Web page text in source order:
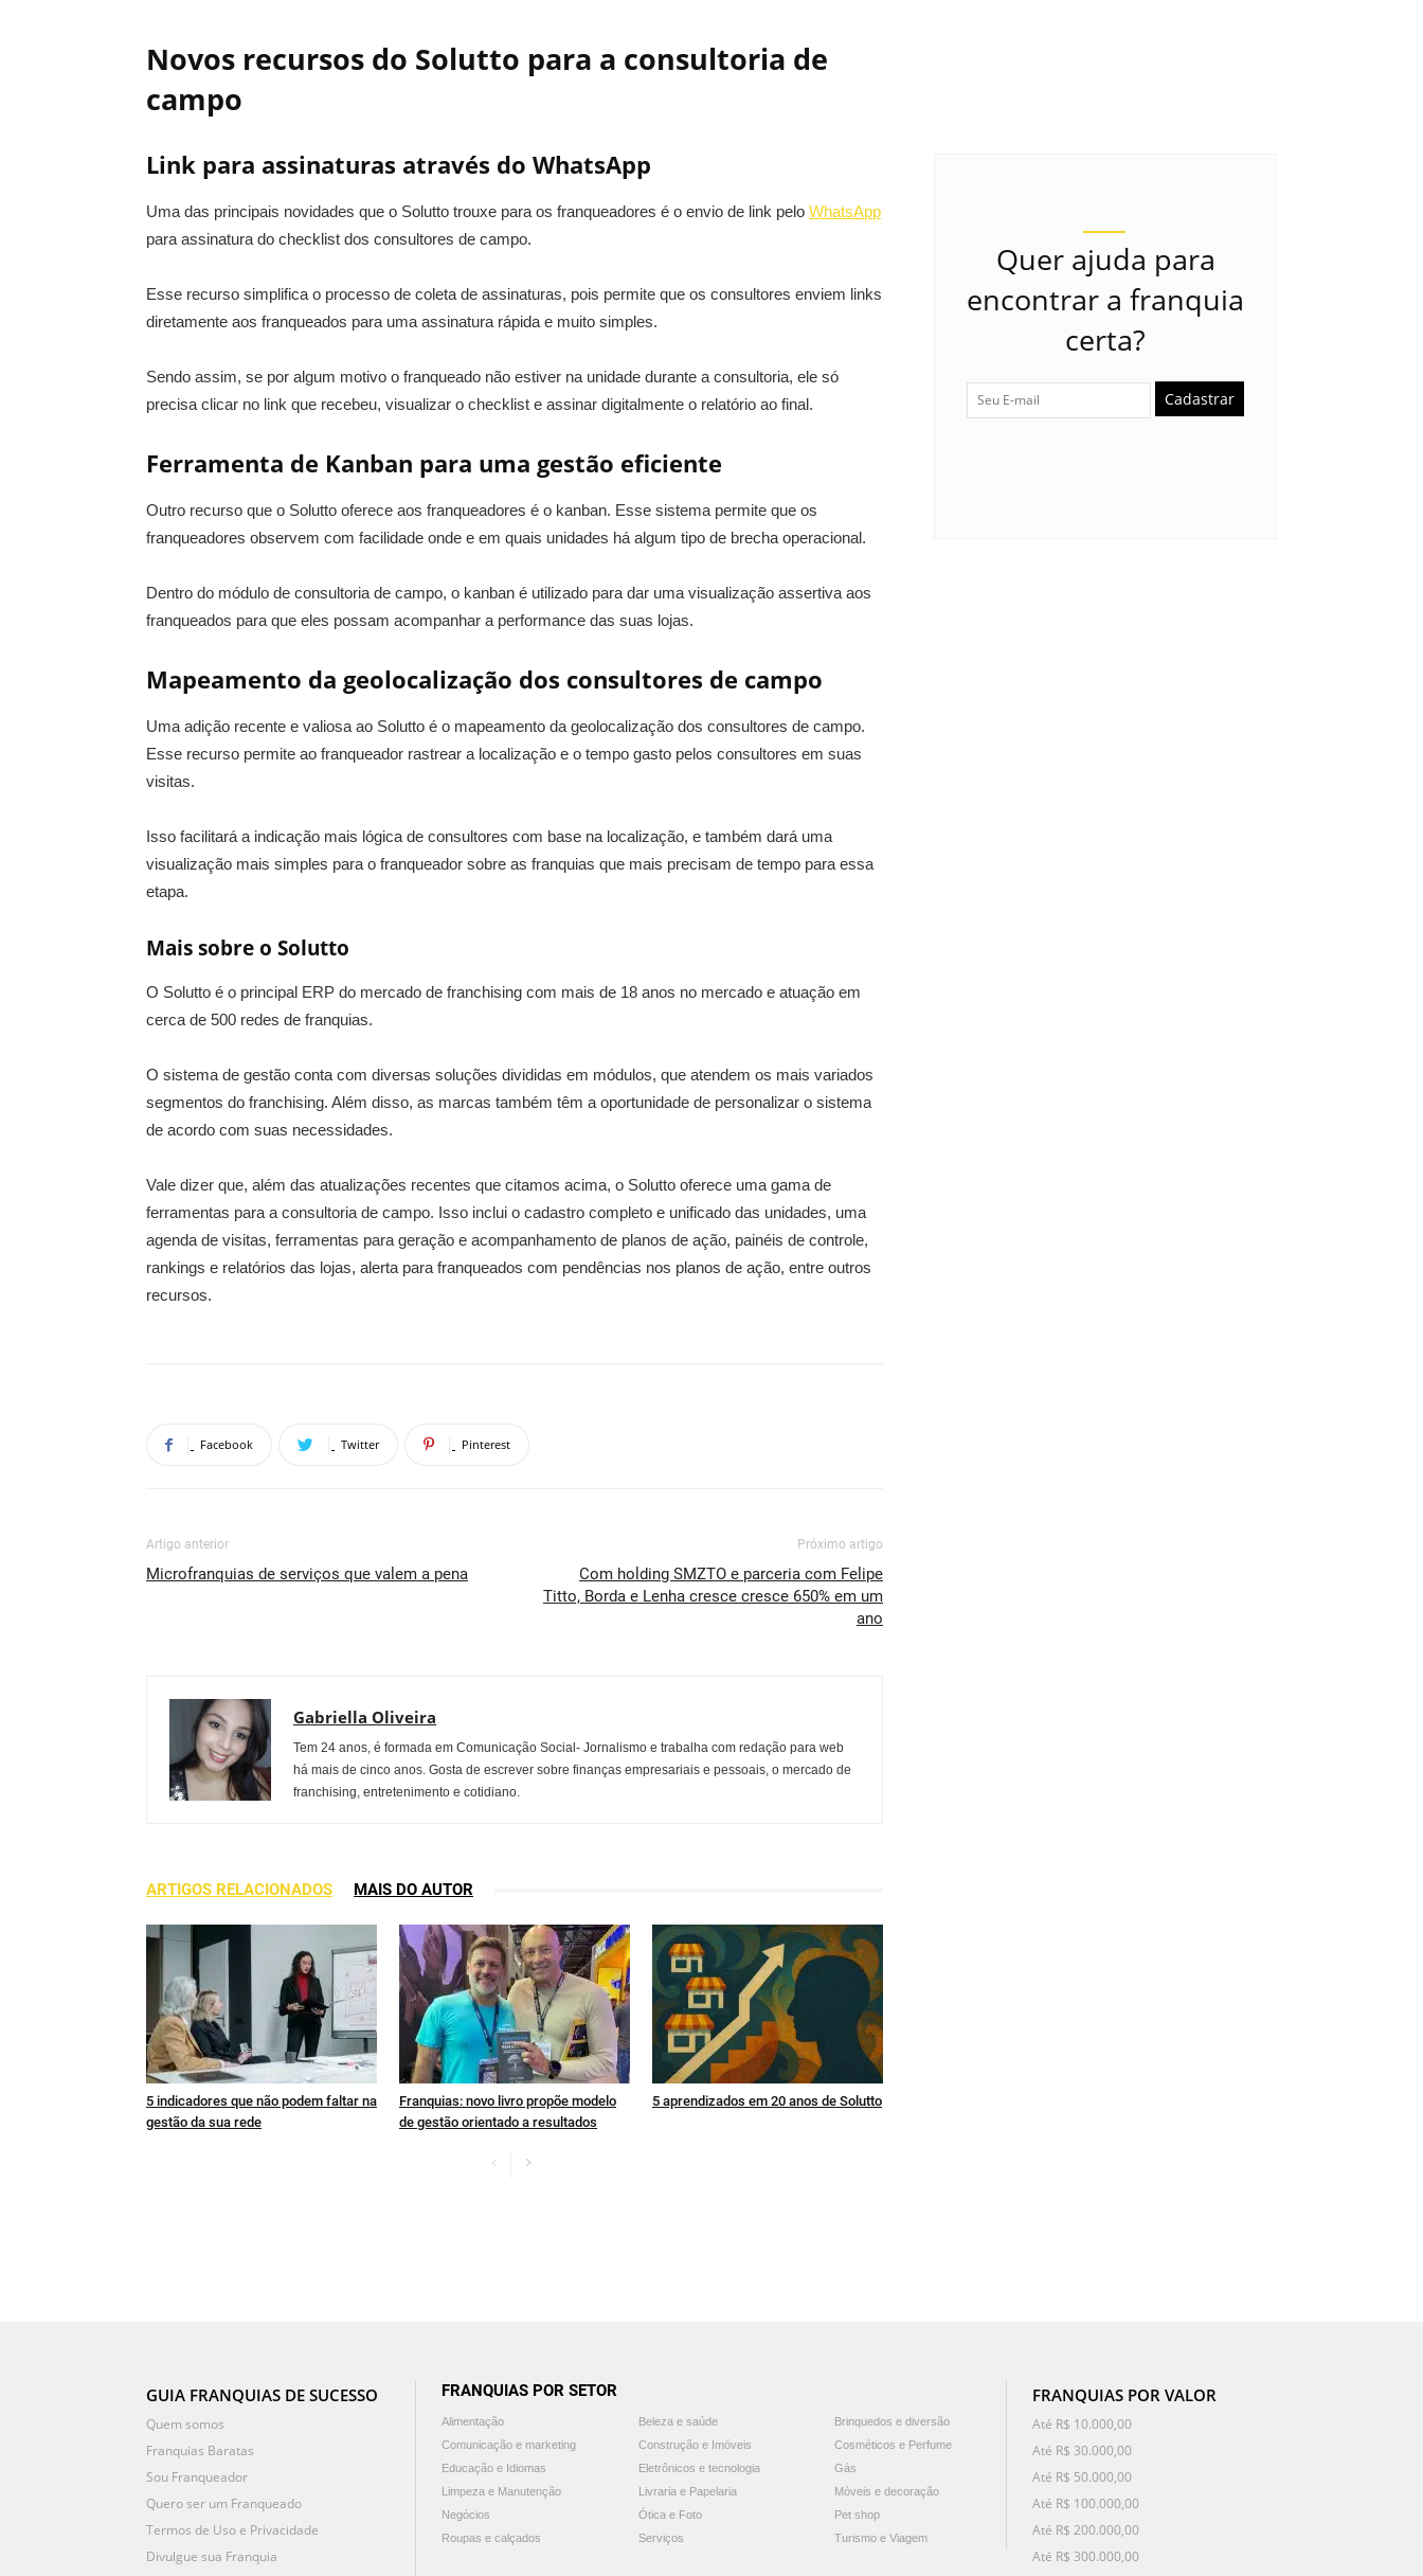
Novos recursos do Solutto para a consultoria de
campo
Link para assinaturas através do WhatsApp
Uma das principais novidades que o Solutto trouxe para os franqueadores é o envio de link pelo WhatsApp
para assinatura do checklist dos consultores de campo.
Esse recurso simplifica o processo de coleta de assinaturas, pois permite que os consultores enviem links
diretamente aos franqueados para uma assinatura rápida e muito simples.
Sendo assim, se por algum motivo o franqueado não estiver na unidade durante a consultoria, ele só
precisa clicar no link que recebeu, visualizar o checklist e assinar digitalmente o relatório ao final.
Ferramenta de Kanban para uma gestão eficiente
Outro recurso que o Solutto oferece aos franqueadores é o kanban. Esse sistema permite que os
franqueadores observem com facilidade onde e em quais unidades há algum tipo de brecha operacional.
Dentro do módulo de consultoria de campo, o kanban é utilizado para dar uma visualização assertiva aos
franqueados para que eles possam acompanhar a performance das suas lojas.
Mapeamento da geolocalização dos consultores de campo
Uma adição recente e valiosa ao Solutto é o mapeamento da geolocalização dos consultores de campo.
Esse recurso permite ao franqueador rastrear a localização e o tempo gasto pelos consultores em suas
visitas.
Isso facilitará a indicação mais lógica de consultores com base na localização, e também dará uma
visualização mais simples para o franqueador sobre as franquias que mais precisam de tempo para essa
etapa.
Mais sobre o Solutto
O Solutto é o principal ERP do mercado de franchising com mais de 18 anos no mercado e atuação em
cerca de 500 redes de franquias.
O sistema de gestão conta com diversas soluções divididas em módulos, que atendem os mais variados
segmentos do franchising. Além disso, as marcas também têm a oportunidade de personalizar o sistema
de acordo com suas necessidades.
Vale dizer que, além das atualizações recentes que citamos acima, o Solutto oferece uma gama de
ferramentas para a consultoria de campo. Isso inclui o cadastro completo e unificado das unidades, uma
agenda de visitas, ferramentas para geração e acompanhamento de planos de ação, painéis de controle,
rankings e relatórios das lojas, alerta para franqueados com pendências nos planos de ação, entre outros
recursos.
Facebook Twitter Pinterest
Artigo anterior
Microfranquias de serviços que valem a pena
Próximo artigo
Com holding SMZTO e parceria com Felipe
Titto, Borda e Lenha cresce cresce 650% em um
ano
Gabriella Oliveira
Tem 24 anos, é formada em Comunicação Social- Jornalismo e trabalha com redação para web
há mais de cinco anos. Gosta de escrever sobre finanças empresariais e pessoais, o mercado de
franchising, entretenimento e cotidiano.
ARTIGOS RELACIONADOS MAIS DO AUTOR
5 indicadores que não podem faltar na
gestão da sua rede
Franquias: novo livro propõe modelo
de gestão orientado a resultados
5 aprendizados em 20 anos de Solutto
Quer ajuda para
encontrar a franquia
certa?
Cadastrar
GUIA FRANQUIAS DE SUCESSO
Quem somos
Franquias Baratas
Sou Franqueador
Quero ser um Franqueado
Termos de Uso e Privacidade
Divulgue sua Franquia
FRANQUIAS POR SETOR
Alimentação Beleza e saúde
Brinquedos e diversão
Comunicação e marketing
Construção e Imóveis
Cosméticos e Perfume
Educação e Idiomas
Eletrônicos e tecnologia
Gás
Limpeza e Manutenção
Livraria e Papelaria
Móveis e decoração
Negócios
Ótica e Foto
Pet shop
Roupas e calçados
Serviços Turismo e Viagem
FRANQUIAS POR VALOR
Até R$ 10.000,00
Até R$ 30.000,00
Até R$ 50.000,00
Até R$ 100.000,00
Até R$ 200.000,00
Até R$ 300.000,00